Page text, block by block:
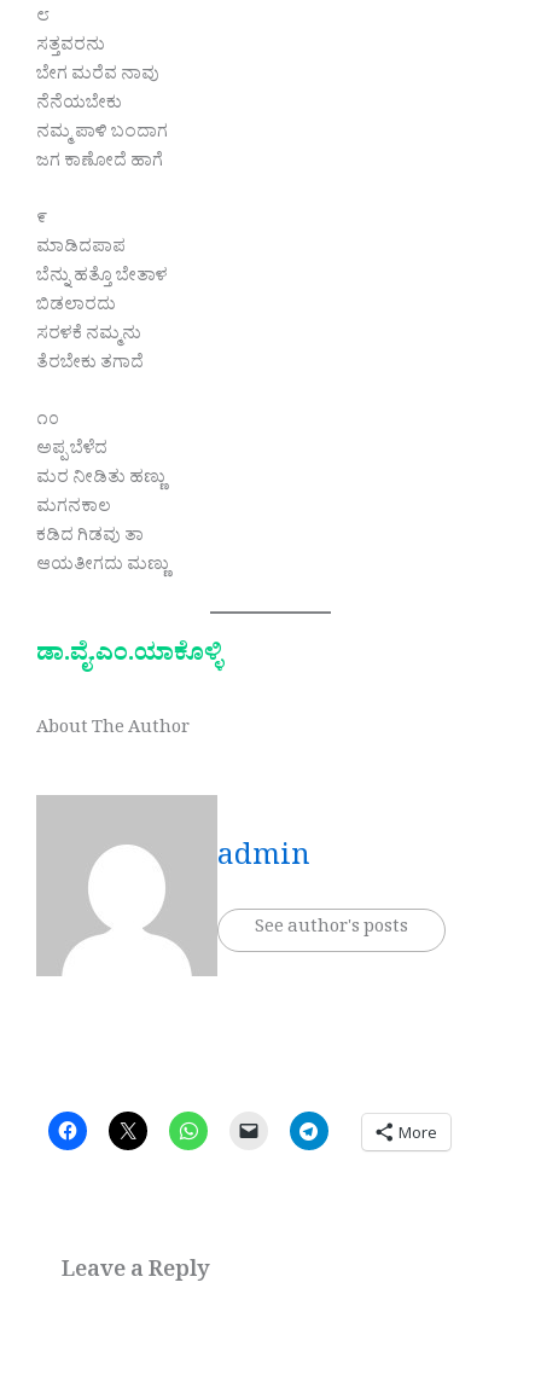
೮
ಸತ್ತವರನು
ಬೇಗ ಮರೆವ ನಾವು
ನೆನೆಯಬೇಕು
ನಮ್ಮ ಪಾಳಿ ಬಂದಾಗ
ಜಗ ಕಾಣೋದೆ ಹಾಗೆ
೯
ಮಾಡಿದ‌ಪಾಪ
ಬೆನ್ನು ಹತ್ತೊ ಬೇತಾಳ
ಬಿಡಲಾರದು
ಸರಳಕೆ ನಮ್ಮನು
ತೆರಬೇಕು ತಗಾದೆ
೧೦
ಅಪ್ಪ ಬೆಳೆದ
ಮರ ನೀಡಿತು ಹಣ್ಣು
ಮಗನಕಾಲ
ಕಡಿದ ಗಿಡವು ತಾ
ಆಯತೀಗದು ಮಣ್ಣು
ಡಾ.ವೈ.ಎಂ‌.ಯಾಕೊಳ್ಳಿ
About The Author
admin
See author's posts
More
Leave a Reply